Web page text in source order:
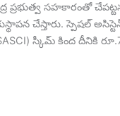
ప్రభుత్వ సహకారంతో
చేస్తారు. స్పెషల్
స్కీమ్ కింద దీనికి